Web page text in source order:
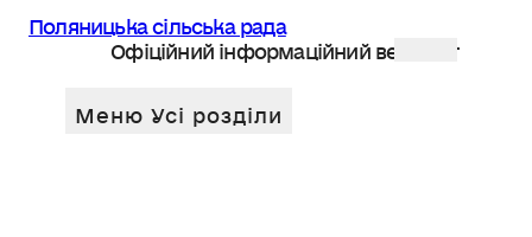
Поляницька сільська рада
Офіційний інформаційний веб сайт